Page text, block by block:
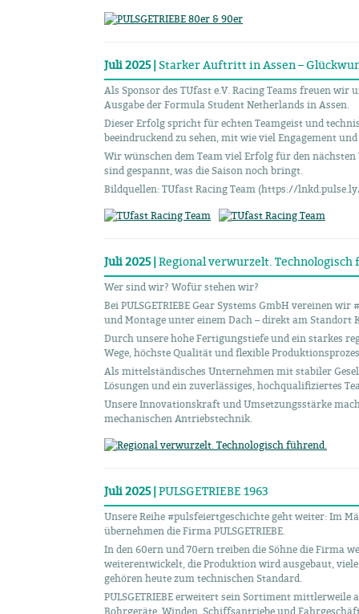
Juli 2025 | Starker Auftritt in Assen –
Als Sponsor des TUfast e.V. Racing Teams freuen wir
Ausgabe der Formula Student Netherlands in Assen.
Dieser Erfolg spricht für echten Teamgeist und
beeindruckend zu sehen, mit wie viel Engagement
Wir wünschen dem Team viel Erfolg für den
sind gespannt, was die Saison noch bringt.
Bildquellen: TUfast Racing Team (https://
Juli 2025 | Regional verwurzelt. Technologisch
Wer sind wir? Wofür stehen wir?
Bei PULSGETRIEBE Gear Systems GmbH vereinen
und Montage unter einem Dach – direkt am Standort
Durch unsere hohe Fertigungstiefe und ein starkes
Wege, höchste Qualität und flexible
Als mittelständisches Unternehmen mit stabiler
Lösungen und ein zuverlässiges, hochqualifiziertes
Unsere Innovationskraft und Umsetzungsstärke
mechanischen Antriebstechnik.
Juli 2025 | PULSGETRIEBE 1963
Unsere Reihe #pulsfeiertgeschichte geht weiter: Im
übernehmen die Firma PULSGETRIEBE.
In den 60ern und 70ern treiben die Söhne die Firma
weiterentwickelt, die Produktion wird ausgebaut,
gehören heute zum technischen Standard.
PULSGETRIEBE erweitert sein Sortiment
Bohrgeräte, Winden, Schiffsantriebe und